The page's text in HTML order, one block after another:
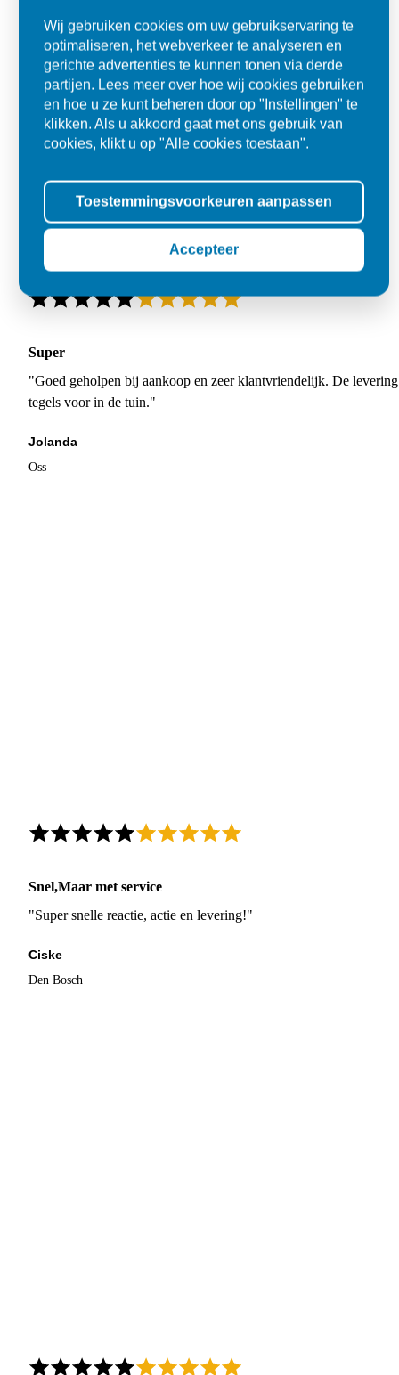
Super
"Goed geholpen bij aankoop en zeer klantvriendelijk. De
tegels voor in de tuin."
Jolanda
Oss
Snel,Maar met service
"Super snelle reactie, actie en levering!"
Ciske
Den Bosch
Wij gebruiken cookies om uw gebruikservaring te
optimaliseren, het webverkeer te analyseren en
gerichte advertenties te kunnen tonen via derde
partijen. Lees meer over hoe wij cookies gebruiken
en hoe u ze kunt beheren door op "Instellingen" te
klikken. Als u akkoord gaat met ons gebruik van
cookies, klikt u op "Alle cookies toestaan".
Toestemmingsvoorkeuren aanpassen
Accepteer